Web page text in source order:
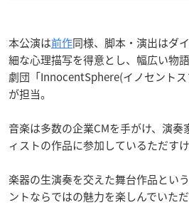
本公演は前作同様、脚本・演出はダ
細な心理描写を得意とし、幅広い物
劇団「InnocentSphere(イノセント
が担当。
音楽は多数の企業CMを手がけ、演奏
ィストの作品に参加しているただす
楽器の生演奏を交えた舞台作品とい
ントならではの魅力を楽しんでいた